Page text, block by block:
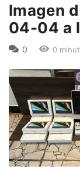
Imagen
04-04 a
0 0